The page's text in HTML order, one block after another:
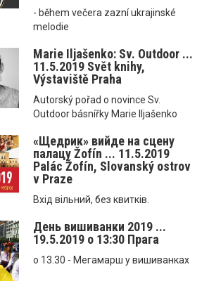
- během večera zazní ukrajinské
melodie
Marie Iljašenko: Sv. Outdoor ...
11.5.2019 Svět knihy,
Výstaviště Praha
Autorský pořad o novince Sv.
Outdoor básnířky Marie Iljašenko
«Щедрик» вийде на сцену
палацу Žofín ... 11.5.2019
Palác Žofín, Slovanský ostrov
v Praze
Вхід вільний, без квитків.
День вишиванки 2019 ...
19.5.2019 o 13:30 Прага
о 13.30 - Мегамарш у вишиванках